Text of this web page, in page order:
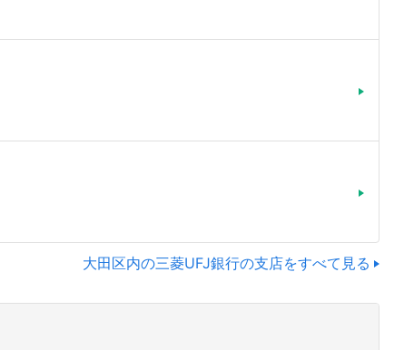
大田区内の三菱UFJ銀行の支店をすべて見る